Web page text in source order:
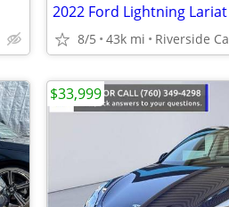
2022 Ford Lightning Lariat
8/5 43k mi Riverside Ca
$33,999